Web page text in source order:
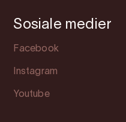
Sosiale medier
Facebook
Instagram
Youtube